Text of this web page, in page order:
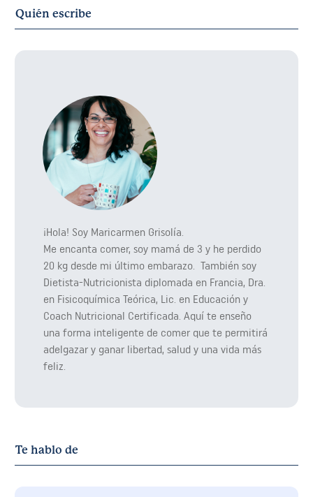
Quién escribe
¡Hola! Soy Maricarmen Grisolía.
Me encanta comer, soy mamá de 3 y he perdido
20 kg desde mi último embarazo. También soy
Dietista-Nutricionista diplomada en Francia, Dra.
en Fisicoquímica Teórica, Lic. en Educación y
Coach Nutricional Certificada. Aquí te enseño
una forma inteligente de comer que te permitirá
adelgazar y ganar libertad, salud y una vida más
feliz.
Te hablo de